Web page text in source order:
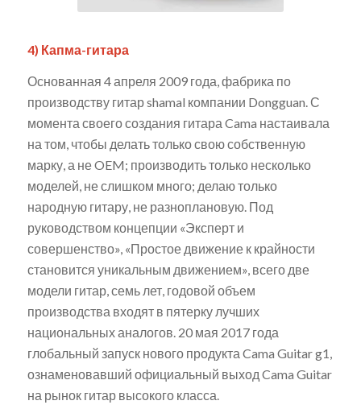
4) Капма-гитара
Основанная 4 апреля 2009 года, фабрика по
производству гитар shamal компании Dongguan. С
момента своего создания гитара Cama настаивала
на том, чтобы делать только свою собственную
марку, а не OEM; производить только несколько
моделей, не слишком много; делаю только
народную гитару, не разноплановую. Под
руководством концепции «Эксперт и
совершенство», «Простое движение к крайности
становится уникальным движением», всего две
модели гитар, семь лет, годовой объем
производства входят в пятерку лучших
национальных аналогов. 20 мая 2017 года
глобальный запуск нового продукта Cama Guitar g1,
ознаменовавший официальный выход Cama Guitar
на рынок гитар высокого класса.